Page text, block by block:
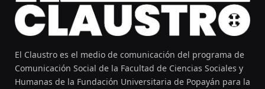
El Claustro es el medio de comunicación del programa de
Comunicación Social de la Facultad de Ciencias Sociales y
Humanas de la Fundación Universitaria de Popayán para la